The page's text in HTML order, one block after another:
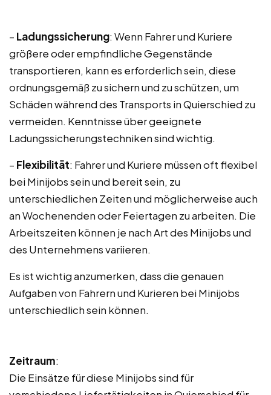
– Ladungssicherung: Wenn Fahrer und Kuriere
größere oder empfindliche Gegenstände
transportieren, kann es erforderlich sein, diese
ordnungsgemäß zu sichern und zu schützen, um
Schäden während des Transports in Quierschied zu
vermeiden. Kenntnisse über geeignete
Ladungssicherungstechniken sind wichtig.
– Flexibilität: Fahrer und Kuriere müssen oft flexibel
bei Minijobs sein und bereit sein, zu
unterschiedlichen Zeiten und möglicherweise auch
an Wochenenden oder Feiertagen zu arbeiten. Die
Arbeitszeiten können je nach Art des Minijobs und
des Unternehmens variieren.
Es ist wichtig anzumerken, dass die genauen
Aufgaben von Fahrern und Kurieren bei Minijobs
unterschiedlich sein können.
Zeitraum:
Die Einsätze für diese Minijobs sind für